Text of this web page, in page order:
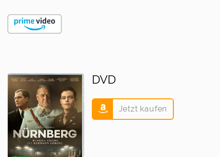
DVD
Jetzt kaufen